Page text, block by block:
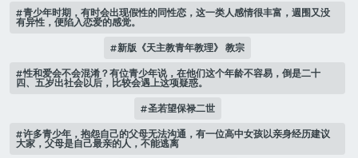
青少年时期，有时会出现假性的同性恋，这一类人感情很丰富，週围又没
有异性，便陷入恋爱的感觉。
新版《天主教青年教理》 教宗
性和爱会不会混淆？有位青少年说，在他们这个年龄不容易，倒是二十
四、五岁出社会以后，比较会遇上这项疑惑。
圣若望保禄二世
许多青少年，抱怨自己的父母无法沟通，有一位高中女孩以亲身经历建议
大家，父母是自己最亲的人，不能逃离